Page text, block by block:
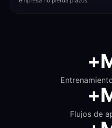
+
+
Flujos de